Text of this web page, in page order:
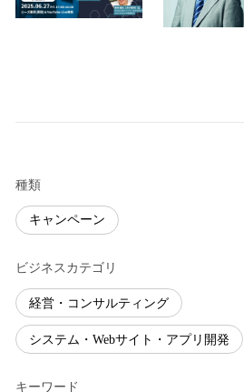
種類
キャンペーン
ビジネスカテゴリ
経営・コンサルティング
システム・Webサイト・アプリ開発
キーワード